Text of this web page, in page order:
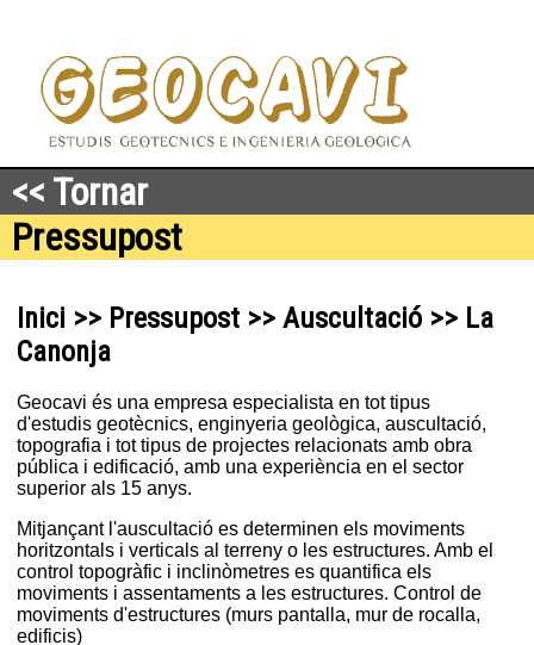
<< Tornar
Pressupost
Inici >> Pressupost >> Auscultació >> La
Canonja
Geocavi és una empresa especialista en tot tipus
d'estudis geotècnics, enginyeria geològica, auscultació,
topografia i tot tipus de projectes relacionats amb obra
pública i edificació, amb una experiència en el sector
superior als 15 anys.
Mitjançant l'auscultació es determinen els moviments
horitzontals i verticals al terreny o les estructures. Amb el
control topogràfic i inclinòmetres es quantifica els
moviments i assentaments a les estructures. Control de
moviments d'estructures (murs pantalla, mur de rocalla,
edificis)